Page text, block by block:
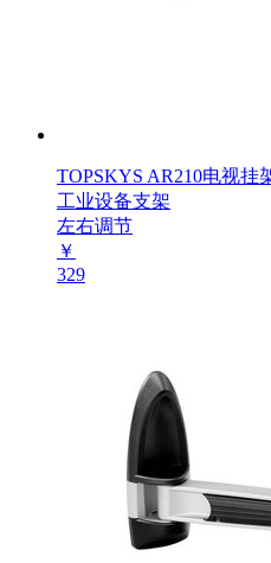
TOPSKYS AR210电视挂
工业设备支架
左右调节
￥
329